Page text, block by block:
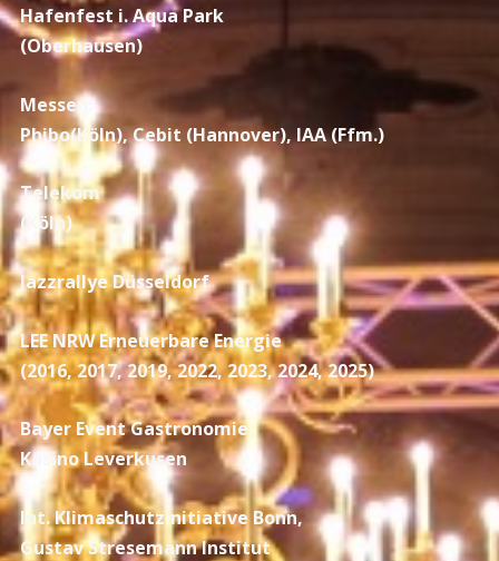
Hafenfest i. Aqua Park
(Oberhausen)
Messen:
Phibo(Köln), Cebit (Hannover), IAA (Ffm.)
Telekom
(Köln)
Jazzrallye Düsseldorf
LEE NRW Erneuerbare Energie
(2016, 2017, 2019, 2022, 2023, 2024, 2025)
Bayer Event Gastronomie,
Kasino Leverkusen
Int. Klimaschutzinitiative Bonn,
Gustav Stresemann Institut